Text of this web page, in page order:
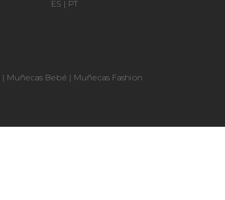
ES | PT
| Muñecas Bebé | Muñecas Fashion